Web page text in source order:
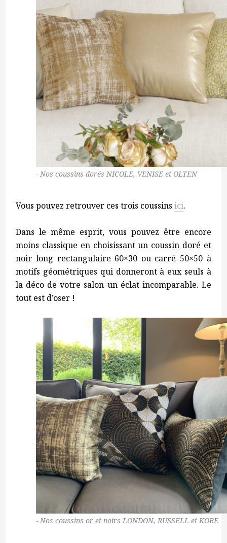
Nos coussins dorés NICOLE, VENISE et OLTEN
Vous pouvez retrouver ces trois coussinsici.
Dans le même esprit, vous pouvez être encore
moins classique en choisissant un coussin doré et
noir long rectangulaire 60×30 ou carré 50×50 à
motifs géométriques qui donneront à eux seuls à
la déco de votre salon un éclat incomparable. Le
tout est d’oser !
Nos coussins or et noirs LONDON, RUSSELL et KOBE